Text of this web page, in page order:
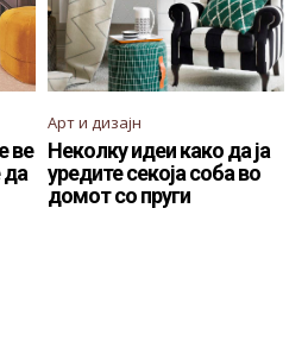
ве
да
Арт и дизајн
Неколку идеи како да ја
уредите секоја соба во
домот со пруги